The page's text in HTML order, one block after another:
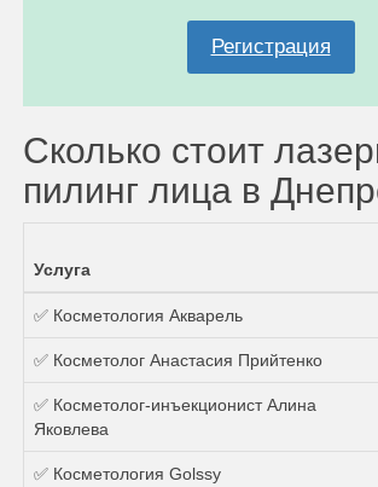
Регистрация
Сколько стоит
пилинг лица в
Услуга
✅ Косметология Акварель
✅ Косметолог Анастасия Прийтенко
✅ Косметолог-инъекционист Алина
Яковлева
✅ Косметология Golssy